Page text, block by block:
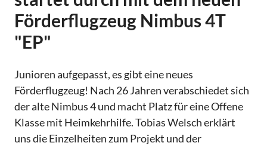
Förderflugzeug Nimbus 4T
"EP"
Junioren aufgepasst, es gibt eine neues
Förderflugzeug! Nach 26 Jahren verabschiedet sich
der alte Nimbus 4 und macht Platz für eine Offene
Klasse mit Heimkehrhilfe. Tobias Welsch erklärt
uns die Einzelheiten zum Projekt und der